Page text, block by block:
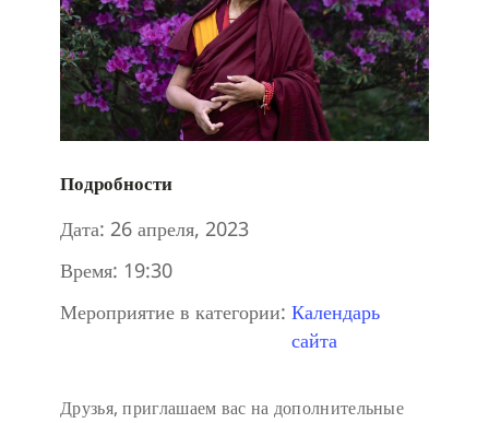
Подробности
Дата: 26 апреля, 2023
Время: 19:30
Мероприятие в категории: Календарь
сайта
Друзья, приглашаем вас на дополнительные